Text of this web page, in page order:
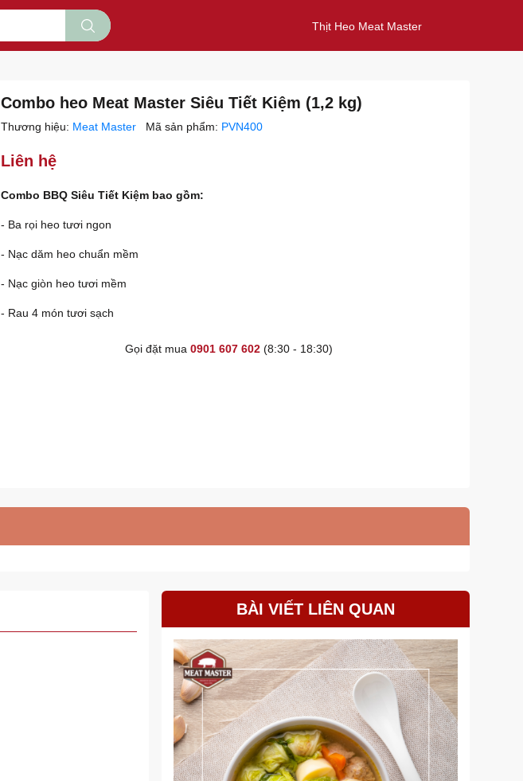
Thịt Heo Meat Master
Combo heo Meat Master Siêu Tiết Kiệm (1,2 kg)
Thương hiệu: Meat Master Mã sản phẩm: PVN400
Liên hệ
Combo BBQ Siêu Tiết Kiệm bao gồm:
- Ba rọi heo tươi ngon
- Nạc dăm heo chuẩn mềm
- Nạc giòn heo tươi mềm
- Rau 4 món tươi sạch
Gọi đặt mua 0901 607 602 (8:30 - 18:30)
BÀI VIẾT LIÊN QUAN